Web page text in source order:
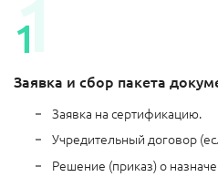
Заявка и сбор пакета
Заявка на сертификацию.
Учредительный договор
Решение (приказ) о